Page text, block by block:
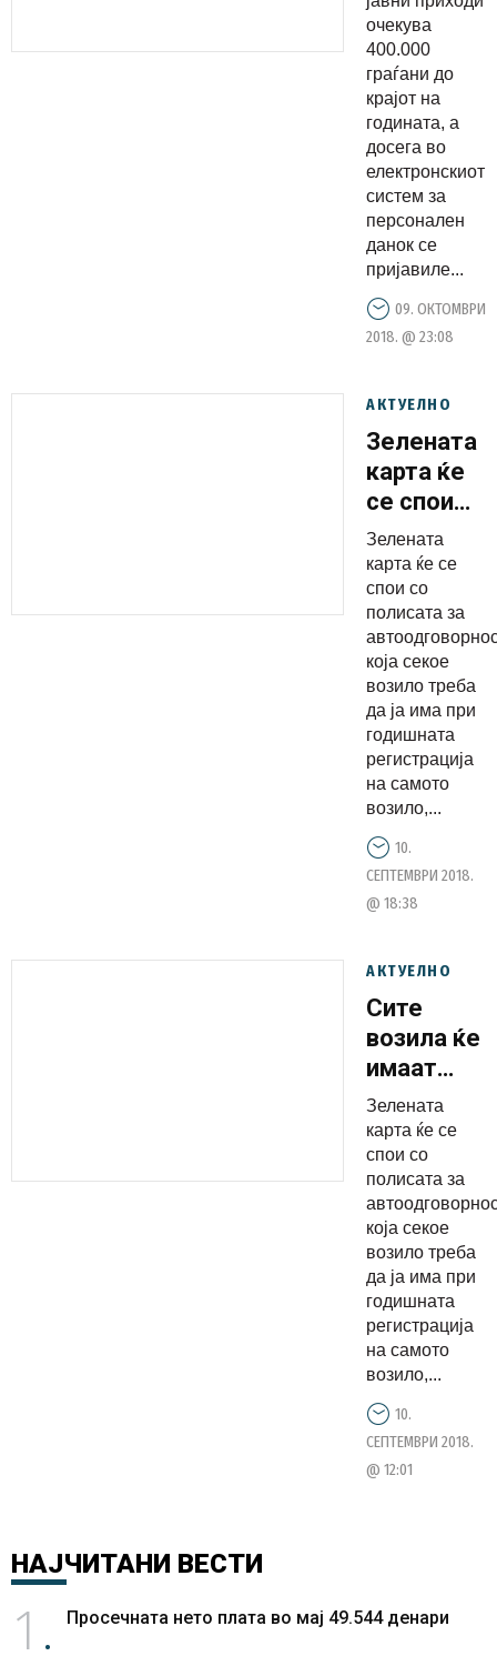
бавно се
за
очекува
400.000
граѓани до
крајот на
годината, а
досега во
електронскиот
систем за
персонален
данок се
пријавиле...
09. ОКТОМВРИ
2018. @ 23:08
АКТУЕЛНО
Зелената
карта ќе
се спои
со
полисата
за
годишната
Зелената
карта ќе се
спои со
полисата за
која секое
возило треба
да ја има при
годишната
регистрација
на самото
возило,...
10.
СЕПТЕМВРИ 2018.
@ 18:38
АКТУЕЛНО
Сите
возила ќе
имаат
зелен
картон со
Каква ќе
биде
цената?
Зелената
карта ќе се
спои со
полисата за
која секое
возило треба
да ја има при
годишната
регистрација
на самото
возило,...
10.
СЕПТЕМВРИ 2018.
@ 12:01
НАЈЧИТАНИ ВЕСТИ
1 Просечната нето плата во мај 49.544 денари